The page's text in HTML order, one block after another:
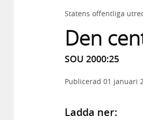
Statens offentliga
Den
SOU 2000:25
Publicerad 01 januari
Ladda ner: